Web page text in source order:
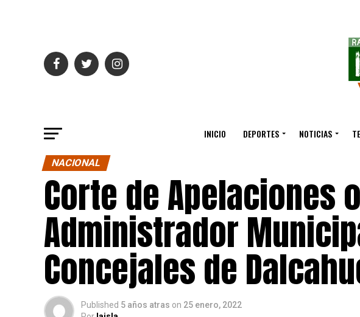
INICIO DEPORTES NOTICIAS
NACIONAL
Corte de Apelaciones
Administrador
Concejales de
Published 5 años atras on 25 enero, 2022